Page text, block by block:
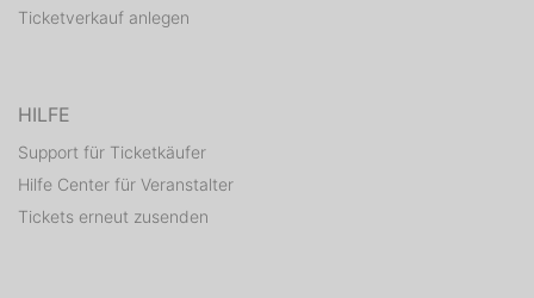
Ticketverkauf anlegen
HILFE
Support für Ticketkäufer
Hilfe Center für Veranstalter
Tickets erneut zusenden